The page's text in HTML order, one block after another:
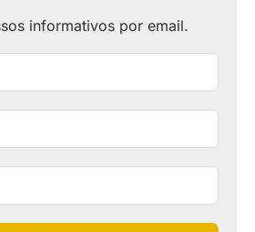
informativos por email.